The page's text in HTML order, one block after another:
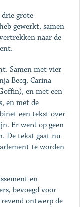
grote
gewerkt, samen
naar de
Samen met vier
Becq, Carina
en met een
en met de
een tekst over
Er werd op geen
De tekst gaat nu
te worden
en
bevoegd voor
ontwerp de